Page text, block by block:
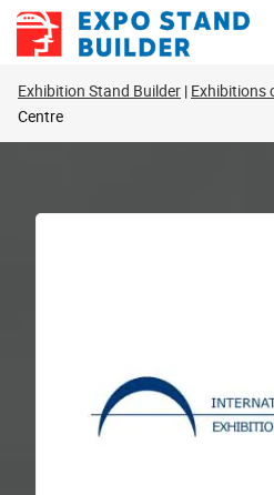
Zum
Inhalt
Exhibition Stand Builder Exhibitions
Centre